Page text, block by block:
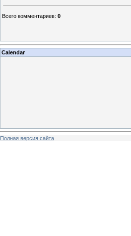
Всего комментариев: 0
Calendar
Полная версия сайта